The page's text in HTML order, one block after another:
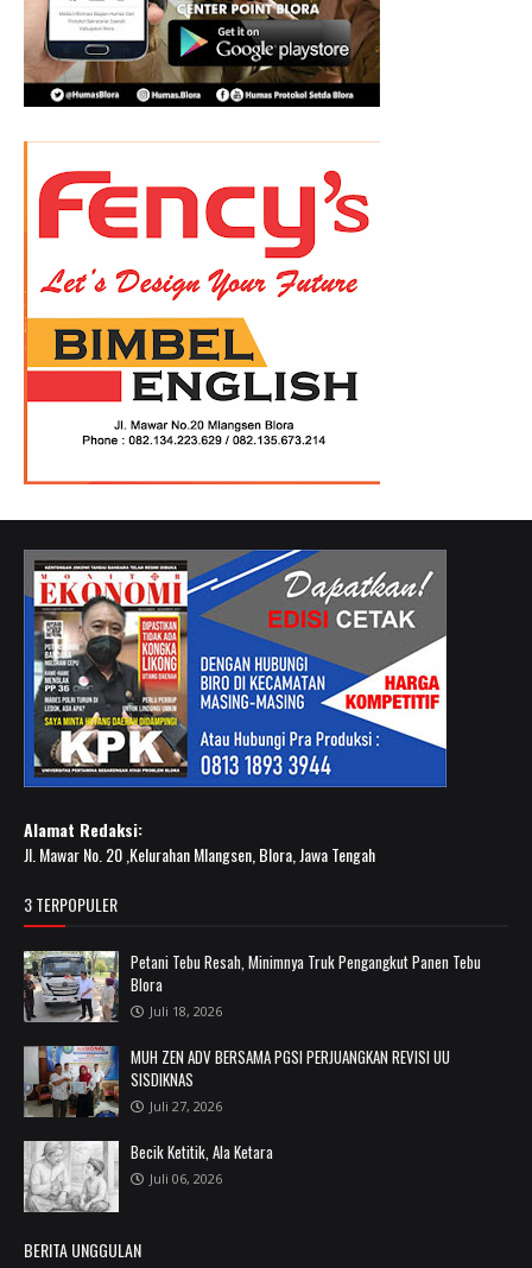
Alamat Redaksi:
Jl. Mawar No. 20 ,Kelurahan Mlangsen, Blora, Jawa Tengah
3 TERPOPULER
Petani Tebu Resah, Minimnya Truk Pengangkut Panen Tebu
Blora
Juli 18, 2026
MUH ZEN ADV BERSAMA PGSI PERJUANGKAN REVISI UU
SISDIKNAS
Juli 27, 2026
Becik Ketitik, Ala Ketara
Juli 06, 2026
BERITA UNGGULAN